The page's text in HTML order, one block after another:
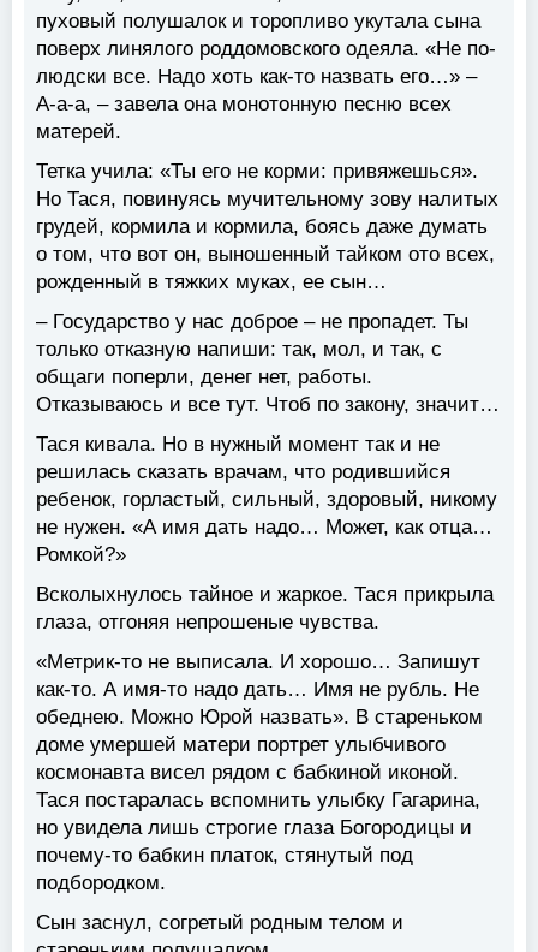
пуховый полушалок и торопливо укутала сына
поверх линялого роддомовского одеяла. «Не по-
людски все. Надо хоть как-то назвать его…» –
А-а-а, – завела она монотонную песню всех
матерей.
Тетка учила: «Ты его не корми: привяжешься».
Но Тася, повинуясь мучительному зову налитых
грудей, кормила и кормила, боясь даже думать
о том, что вот он, выношенный тайком ото всех,
рожденный в тяжких муках, ее сын…
– Государство у нас доброе – не пропадет. Ты
только отказную напиши: так, мол, и так, с
общаги поперли, денег нет, работы.
Отказываюсь и все тут. Чтоб по закону, значит…
Тася кивала. Но в нужный момент так и не
решилась сказать врачам, что родившийся
ребенок, горластый, сильный, здоровый, никому
не нужен. «А имя дать надо… Может, как отца…
Ромкой?»
Всколыхнулось тайное и жаркое. Тася прикрыла
глаза, отгоняя непрошеные чувства.
«Метрик-то не выписала. И хорошо… Запишут
как-то. А имя-то надо дать… Имя не рубль. Не
обеднею. Можно Юрой назвать». В стареньком
доме умершей матери портрет улыбчивого
космонавта висел рядом с бабкиной иконой.
Тася постаралась вспомнить улыбку Гагарина,
но увидела лишь строгие глаза Богородицы и
почему-то бабкин платок, стянутый под
подбородком.
Сын заснул, согретый родным телом и